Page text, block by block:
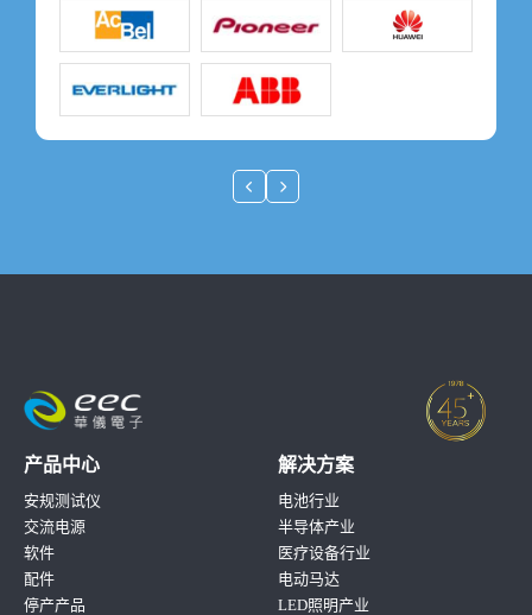
产品中心
安规测试仪
交流电源
软件
配件
停产产品
解决方案
电池行业
半导体产业
医疗设备行业
电动马达
LED照明产业